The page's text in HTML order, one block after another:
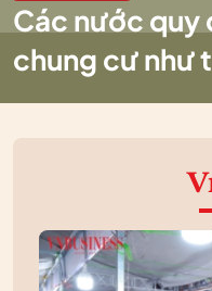
Các nước quy
chung cư như